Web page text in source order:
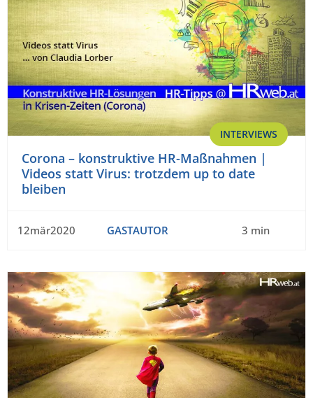
INTERVIEWS
Corona – konstruktive HR-Maßnahmen |
Videos statt Virus: trotzdem up to date
bleiben
12mär2020 GASTAUTOR 3 min